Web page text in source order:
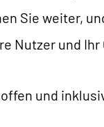
Sie weiter,
Nutzer und Ihr
und